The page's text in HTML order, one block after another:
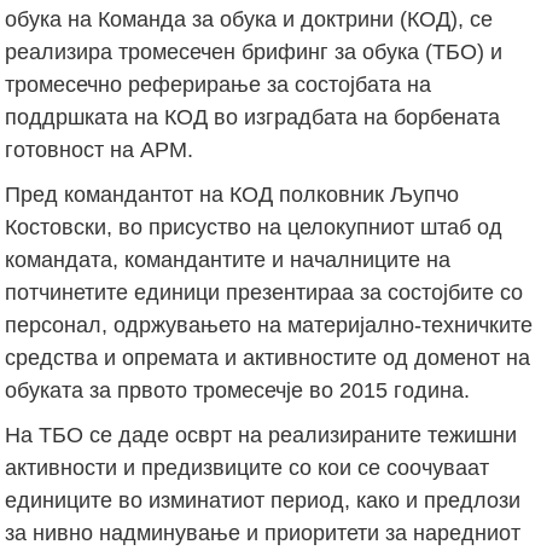
обука на Команда за обука и доктрини (КОД), се
реализира тромесечен брифинг за обука (ТБО) и
тромесечно реферирање за состојбата на
поддршката на КОД во изградбата на борбената
готовност на АРМ.
Пред командантот на КОД полковник Љупчо
Костовски, во присуство на целокупниот штаб од
командата, командантите и началниците на
потчинетите единици презентираа за состојбите со
персонал, одржувањето на материјално-техничките
средства и опремата и активностите од доменот на
обуката за првото тромесечје во 2015 година.
На ТБО се даде осврт на реализираните тежишни
активности и предизвиците со кои се соочуваат
единиците во изминатиот период, како и предлози
за нивно надминување и приоритети за наредниот